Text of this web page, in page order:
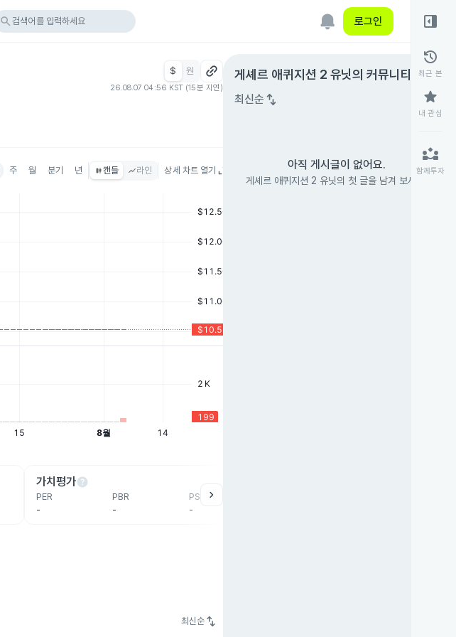
search 검색어를 입력하세요 로그인
$ 원
26.08.07 04:56 KST (15분 지연)
주 월 분기 년 캔들 라인 상세 차트 열기
가치평가help
PER
-
PBR
-
PSR
-
chevron_right
최신순 swap_vert
게셰르 애퀴지션 2 유닛의 커뮤니티 expand_circle_right
최신순 swap_vert
아직 게시글이 없어요.
게셰르 애퀴지션 2 유닛의 첫 글을 남겨 보세요.
right_panel_open
history
최근 본
star
내 관심
partner_exchange
함께투자